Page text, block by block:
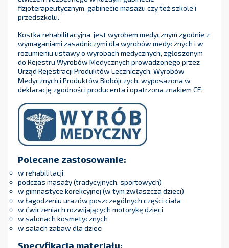
fizjoterapeutycznym, gabinecie masażu czy też szkole i
przedszkolu.
Kostka rehabilitacyjna jest wyrobem medycznym zgodnie z
wymaganiami zasadniczymi dla wyrobów medycznych i w
rozumieniu ustawy o wyrobach medycznych, zgłoszonym
do Rejestru Wyrobów Medycznych prowadzonego przez
Urząd Rejestracji Produktów Leczniczych, Wyrobów
Medycznych i Produktów Biobójczych, wyposażona w
deklarację zgodności producenta i opatrzona znakiem CE.
Polecane zastosowanie:
w rehabilitacji
podczas masaży (tradycyjnych, sportowych)
w gimnastyce korekcyjnej (w tym zwłaszcza dzieci)
w łagodzeniu urazów poszczególnych części ciała
w ćwiczeniach rozwijających motorykę dzieci
w salonach kosmetycznych
w salach zabaw dla dzieci
Specyfikacja materiału: